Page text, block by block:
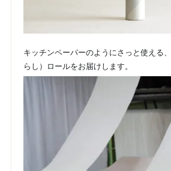
キッチンペーパーのようにさっと使える
らし）ロールをお届けします。